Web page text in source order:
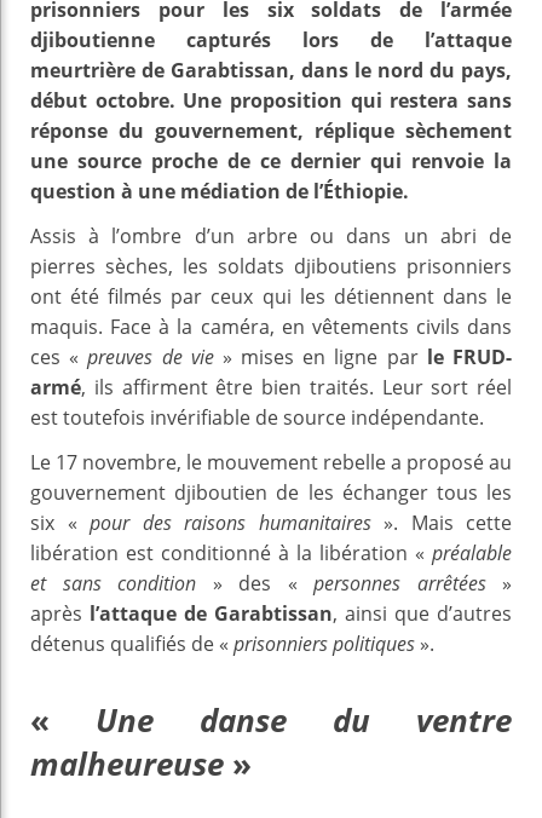
prisonniers pour les six soldats de l’armée
djiboutienne capturés lors de l’attaque
meurtrière de Garabtissan, dans le nord du pays,
début octobre. Une proposition qui restera sans
réponse du gouvernement, réplique sèchement
une source proche de ce dernier qui renvoie la
question à une médiation de l’Éthiopie.
Assis à l’ombre d’un arbre ou dans un abri de
pierres sèches, les soldats djiboutiens prisonniers
ont été filmés par ceux qui les détiennent dans le
maquis. Face à la caméra, en vêtements civils dans
ces «preuves de vie» mises en ligne par le FRUD-
armé, ils affirment être bien traités. Leur sort réel
est toutefois invérifiable de source indépendante.
Le 17 novembre, le mouvement rebelle a proposé au
gouvernement djiboutien de les échanger tous les
six « pour des raisons humanitaires». Mais cette
libération est conditionné à la libération « préalable
et sans condition » des « personnes arrêtées»
après l’attaque de Garabtissan, ainsi que d’autres
détenus qualifiés de « prisonniers politiques ».
« Une danse du ventre
malheureuse »